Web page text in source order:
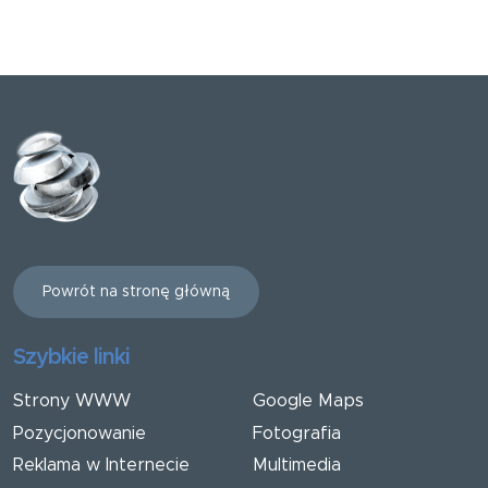
Powrót na stronę główną
Szybkie linki
Strony WWW
Pozycjonowanie
Reklama w Internecie
Google Maps
Fotografia
Multimedia